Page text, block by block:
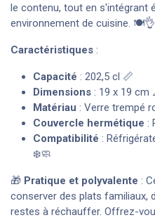
le contenu, tout en s'intégrant
environnement de cuisine. 🍽️👌
Caractéristiques :
Capacité : 202,5 cl 📏
Dimensions : 19 x 19 cm
Matériau : Verre trempé
Couvercle hermétique :
Compatibilité :
❄️🧼
🎁 Pratique et polyvalente :
conserver des plats familiaux,
restes à réchauffer. Offrez-